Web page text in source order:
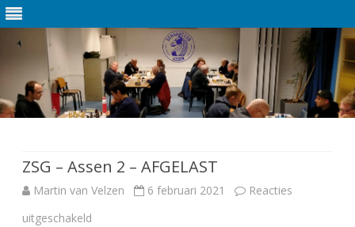
de
inhoud
ZSG – Assen 2 – AFGELAST
Martin van Velzen 6 februari 2021
Reacties
uitgeschakeld